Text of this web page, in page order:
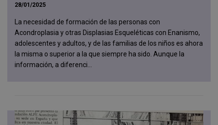
28/01/2025
La necesidad de formación de las personas con
Acondroplasia y otras Displasias Esqueléticas con Enanismo,
adolescentes y adultos, y de las familias de los niños es ahora
la misma o superior a la que siempre ha sido. Aunque la
información, a diferenci...